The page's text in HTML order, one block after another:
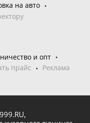
на авто
и опт
прайс Реклама